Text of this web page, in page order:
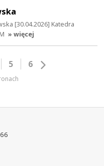
[30.04.2026] Katedra
» więcej
5 6